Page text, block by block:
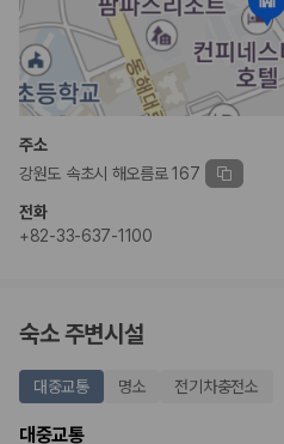
주소
강원도 속초시 해오름로 167
전화
+82-33-637-1100
숙소 주변시설
대중교통 명소 전기차충전소
대중교통